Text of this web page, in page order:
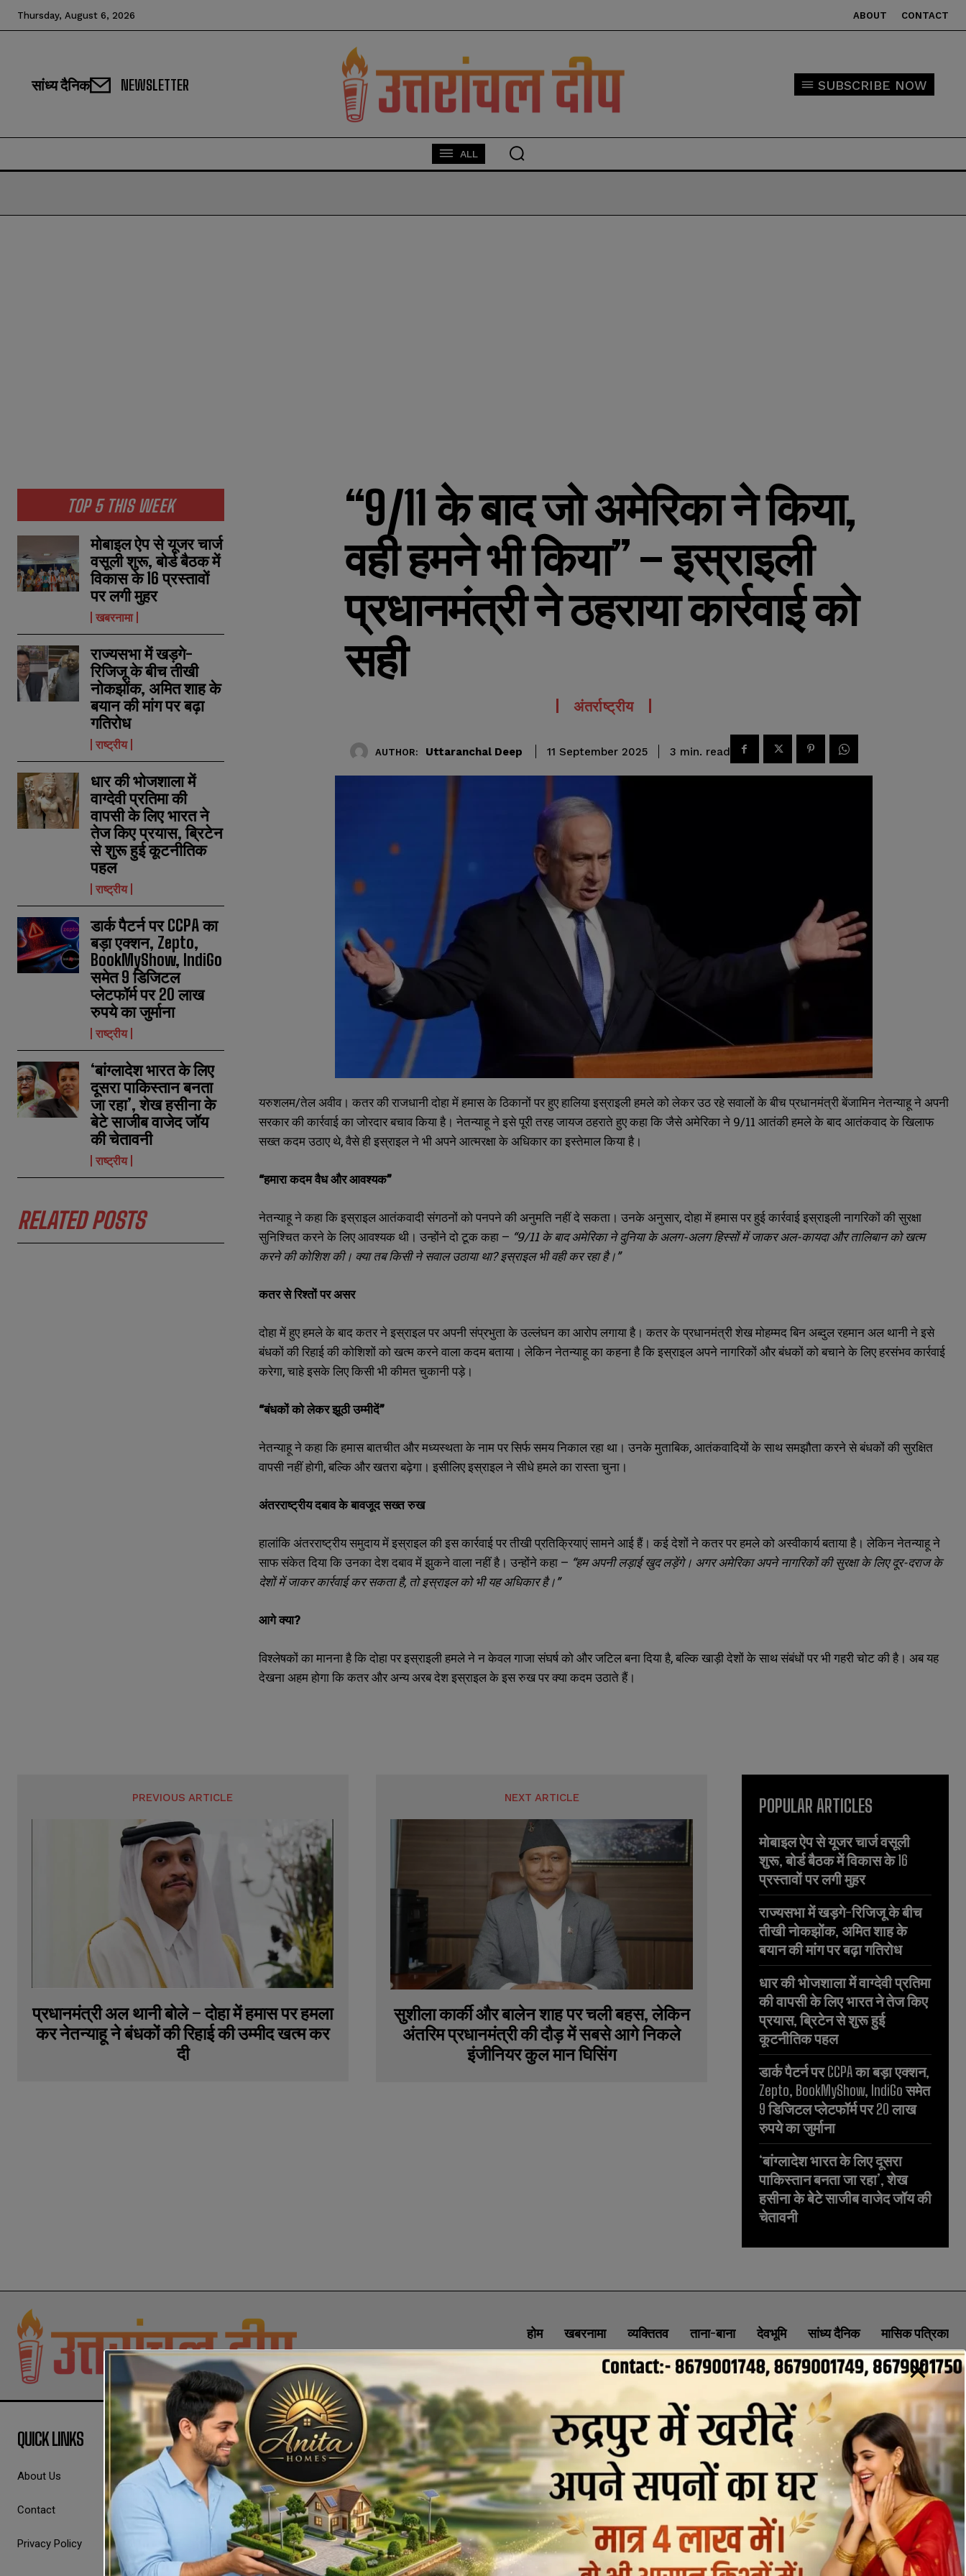
N
a
*
m
l
*
N
u
m
b
s
SUBMIT
N
a
*
m
l
*
N
u
m
b
s
SUBMIT
Thursday, August 6, 2026 ABOUT CONTACT
सांध्य दैनिक NEWSLETTER SUBSCRIBE NOW
ALL
TOP 5 THIS WEEK
मोबाइल ऐप से यूजर चार्ज
वसूली शुरू, बोर्ड बैठक में
विकास के 16 प्रस्तावों
पर लगी मुहर
खबरनामा
राज्यसभा में खड़गे-
रिजिजू के बीच तीखी
नोकझोंक, अमित शाह के
बयान की मांग पर बढ़ा
गतिरोध
राष्ट्रीय
धार की भोजशाला में
वाग्देवी प्रतिमा की
वापसी के लिए भारत ने
तेज किए प्रयास, ब्रिटेन
से शुरू हुई कूटनीतिक
पहल
राष्ट्रीय
डार्क पैटर्न पर CCPA का
बड़ा एक्शन, Zepto,
BookMyShow, IndiGo
समेत 9 डिजिटल
प्लेटफॉर्म पर 20 लाख
रुपये का जुर्माना
राष्ट्रीय
‘बांग्लादेश भारत के लिए
दूसरा पाकिस्तान बनता
जा रहा’, शेख हसीना के
बेटे साजीब वाजेद जॉय
की चेतावनी
राष्ट्रीय
RELATED POSTS
“9/11 के बाद जो अमेरिका ने किया,
वही हमने भी किया” – इस्राइली
प्रधानमंत्री ने ठहराया कार्रवाई को
सही
अंतर्राष्ट्रीय
AUTHOR: Uttaranchal Deep 11 September 2025 3 min. read
यरुशलम/तेल अवीव। कतर की राजधानी दोहा में हमास के ठिकानों पर हुए हालिया इस्राइली हमले को लेकर उठ रहे सवालों के बीच प्रधानमंत्री बेंजामिन नेतन्याहू ने अपनी
सरकार की कार्रवाई का जोरदार बचाव किया है। नेतन्याहू ने इसे पूरी तरह जायज ठहराते हुए कहा कि जैसे अमेरिका ने 9/11 आतंकी हमले के बाद आतंकवाद के खिलाफ
सख्त कदम उठाए थे, वैसे ही इस्राइल ने भी अपने आत्मरक्षा के अधिकार का इस्तेमाल किया है।
“हमारा कदम वैध और आवश्यक”
नेतन्याहू ने कहा कि इस्राइल आतंकवादी संगठनों को पनपने की अनुमति नहीं दे सकता। उनके अनुसार, दोहा में हमास पर हुई कार्रवाई इस्राइली नागरिकों की सुरक्षा
सुनिश्चित करने के लिए आवश्यक थी। उन्होंने दो टूक कहा – “9/11 के बाद अमेरिका ने दुनिया के अलग-अलग हिस्सों में जाकर अल-कायदा और तालिबान को खत्म
करने की कोशिश की। क्या तब किसी ने सवाल उठाया था? इस्राइल भी वही कर रहा है।”
कतर से रिश्तों पर असर
दोहा में हुए हमले के बाद कतर ने इस्राइल पर अपनी संप्रभुता के उल्लंघन का आरोप लगाया है। कतर के प्रधानमंत्री शेख मोहम्मद बिन अब्दुल रहमान अल थानी ने इसे
बंधकों की रिहाई की कोशिशों को खत्म करने वाला कदम बताया। लेकिन नेतन्याहू का कहना है कि इस्राइल अपने नागरिकों और बंधकों को बचाने के लिए हरसंभव कार्रवाई
करेगा, चाहे इसके लिए किसी भी कीमत चुकानी पड़े।
“बंधकों को लेकर झूठी उम्मीदें”
नेतन्याहू ने कहा कि हमास बातचीत और मध्यस्थता के नाम पर सिर्फ समय निकाल रहा था। उनके मुताबिक, आतंकवादियों के साथ समझौता करने से बंधकों की सुरक्षित
वापसी नहीं होगी, बल्कि और खतरा बढ़ेगा। इसीलिए इस्राइल ने सीधे हमले का रास्ता चुना।
अंतरराष्ट्रीय दबाव के बावजूद सख्त रुख
हालांकि अंतरराष्ट्रीय समुदाय में इस्राइल की इस कार्रवाई पर तीखी प्रतिक्रियाएं सामने आई हैं। कई देशों ने कतर पर हमले को अस्वीकार्य बताया है। लेकिन नेतन्याहू ने
साफ संकेत दिया कि उनका देश दबाव में झुकने वाला नहीं है। उन्होंने कहा – “हम अपनी लड़ाई खुद लड़ेंगे। अगर अमेरिका अपने नागरिकों की सुरक्षा के लिए दूर-दराज के
देशों में जाकर कार्रवाई कर सकता है, तो इस्राइल को भी यह अधिकार है।”
आगे क्या?
विश्लेषकों का मानना है कि दोहा पर इस्राइली हमले ने न केवल गाजा संघर्ष को और जटिल बना दिया है, बल्कि खाड़ी देशों के साथ संबंधों पर भी गहरी चोट की है। अब यह
देखना अहम होगा कि कतर और अन्य अरब देश इस्राइल के इस रुख पर क्या कदम उठाते हैं।
PREVIOUS ARTICLE
प्रधानमंत्री अल थानी बोले – दोहा में हमास पर हमला
कर नेतन्याहू ने बंधकों की रिहाई की उम्मीद खत्म कर
दी
NEXT ARTICLE
सुशीला कार्की और बालेन शाह पर चली बहस, लेकिन
अंतरिम प्रधानमंत्री की दौड़ में सबसे आगे निकले
इंजीनियर कुल मान घिसिंग
POPULAR ARTICLES
मोबाइल ऐप से यूजर चार्ज वसूली
शुरू, बोर्ड बैठक में विकास के 16
प्रस्तावों पर लगी मुहर
राज्यसभा में खड़गे-रिजिजू के बीच
तीखी नोकझोंक, अमित शाह के
बयान की मांग पर बढ़ा गतिरोध
धार की भोजशाला में वाग्देवी प्रतिमा
की वापसी के लिए भारत ने तेज किए
प्रयास, ब्रिटेन से शुरू हुई
कूटनीतिक पहल
डार्क पैटर्न पर CCPA का बड़ा एक्शन,
Zepto, BookMyShow, IndiGo समेत
9 डिजिटल प्लेटफॉर्म पर 20 लाख
रुपये का जुर्माना
‘बांग्लादेश भारत के लिए दूसरा
पाकिस्तान बनता जा रहा’, शेख
हसीना के बेटे साजीब वाजेद जॉय की
चेतावनी
होम खबरनामा व्यक्तितव ताना-बाना देवभूमि सांध्य दैनिक मासिक पत्रिका
ABOUT CONTACT PRIVACY POLICY NEWSLETTER
QUICK LINKS
About Us
Contact
Privacy Policy
SOCIAL MEDIA CONTACT INFORMATION
uttaranchaldeep.news@gmail.com